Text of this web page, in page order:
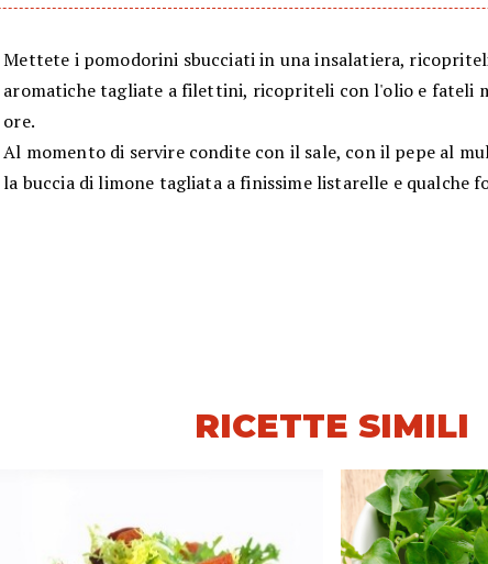
Mettete i pomodorini sbucciati in una insalatiera,
aromatiche tagliate a filettini, ricopriteli con l'olio e fateli
ore.
Al momento di servire condite con il sale, con il pepe al
la buccia di limone tagliata a finissime listarelle e qualche
RICETTE SIMILI